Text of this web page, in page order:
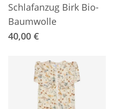
Schlafanzug Birk Bio-
Baumwolle
40,00 €